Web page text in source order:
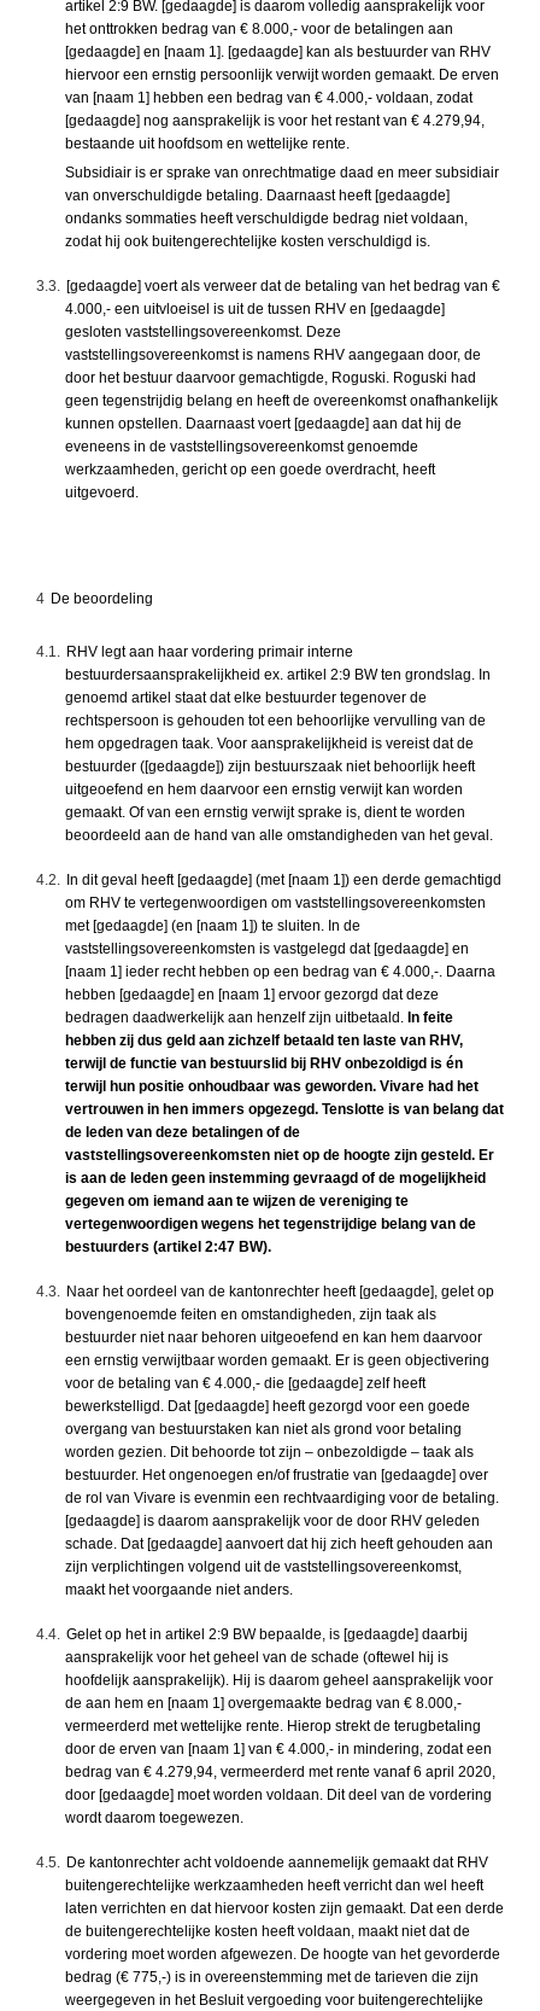
artikel 2:9 BW. [gedaagde] is daarom volledig aansprakelijk voor
het onttrokken bedrag van € 8.000,- voor de betalingen aan
[gedaagde] en [naam 1]. [gedaagde] kan als bestuurder van RHV
hiervoor een ernstig persoonlijk verwijt worden gemaakt. De erven
van [naam 1] hebben een bedrag van € 4.000,- voldaan, zodat
[gedaagde] nog aansprakelijk is voor het restant van € 4.279,94,
bestaande uit hoofdsom en wettelijke rente.
Subsidiair is er sprake van onrechtmatige daad en meer subsidiair
van onverschuldigde betaling. Daarnaast heeft [gedaagde]
ondanks sommaties heeft verschuldigde bedrag niet voldaan,
zodat hij ook buitengerechtelijke kosten verschuldigd is.
3.3. [gedaagde] voert als verweer dat de betaling van het bedrag van €
4.000,- een uitvloeisel is uit de tussen RHV en [gedaagde]
gesloten vaststellingsovereenkomst. Deze
vaststellingsovereenkomst is namens RHV aangegaan door, de
door het bestuur daarvoor gemachtigde, Roguski. Roguski had
geen tegenstrijdig belang en heeft de overeenkomst onafhankelijk
kunnen opstellen. Daarnaast voert [gedaagde] aan dat hij de
eveneens in de vaststellingsovereenkomst genoemde
werkzaamheden, gericht op een goede overdracht, heeft
uitgevoerd.
4 De beoordeling
4.1. RHV legt aan haar vordering primair interne
bestuurdersaansprakelijkheid ex. artikel 2:9 BW ten grondslag. In
genoemd artikel staat dat elke bestuurder tegenover de
rechtspersoon is gehouden tot een behoorlijke vervulling van de
hem opgedragen taak. Voor aansprakelijkheid is vereist dat de
bestuurder ([gedaagde]) zijn bestuurszaak niet behoorlijk heeft
uitgeoefend en hem daarvoor een ernstig verwijt kan worden
gemaakt. Of van een ernstig verwijt sprake is, dient te worden
beoordeeld aan de hand van alle omstandigheden van het geval.
4.2. In dit geval heeft [gedaagde] (met [naam 1]) een derde gemachtigd
om RHV te vertegenwoordigen om vaststellingsovereenkomsten
met [gedaagde] (en [naam 1]) te sluiten. In de
vaststellingsovereenkomsten is vastgelegd dat [gedaagde] en
[naam 1] ieder recht hebben op een bedrag van € 4.000,-. Daarna
hebben [gedaagde] en [naam 1] ervoor gezorgd dat deze
bedragen daadwerkelijk aan henzelf zijn uitbetaald. In feite
hebben zij dus geld aan zichzelf betaald ten laste van RHV,
terwijl de functie van bestuurslid bij RHV onbezoldigd is én
terwijl hun positie onhoudbaar was geworden. Vivare had het
vertrouwen in hen immers opgezegd. Tenslotte is van belang dat
de leden van deze betalingen of de
vaststellingsovereenkomsten niet op de hoogte zijn gesteld. Er
is aan de leden geen instemming gevraagd of de mogelijkheid
gegeven om iemand aan te wijzen de vereniging te
vertegenwoordigen wegens het tegenstrijdige belang van de
bestuurders (artikel 2:47 BW).
4.3. Naar het oordeel van de kantonrechter heeft [gedaagde], gelet op
bovengenoemde feiten en omstandigheden, zijn taak als
bestuurder niet naar behoren uitgeoefend en kan hem daarvoor
een ernstig verwijtbaar worden gemaakt. Er is geen objectivering
voor de betaling van € 4.000,- die [gedaagde] zelf heeft
bewerkstelligd. Dat [gedaagde] heeft gezorgd voor een goede
overgang van bestuurstaken kan niet als grond voor betaling
worden gezien. Dit behoorde tot zijn – onbezoldigde – taak als
bestuurder. Het ongenoegen en/of frustratie van [gedaagde] over
de rol van Vivare is evenmin een rechtvaardiging voor de betaling.
[gedaagde] is daarom aansprakelijk voor de door RHV geleden
schade. Dat [gedaagde] aanvoert dat hij zich heeft gehouden aan
zijn verplichtingen volgend uit de vaststellingsovereenkomst,
maakt het voorgaande niet anders.
4.4. Gelet op het in artikel 2:9 BW bepaalde, is [gedaagde] daarbij
aansprakelijk voor het geheel van de schade (oftewel hij is
hoofdelijk aansprakelijk). Hij is daarom geheel aansprakelijk voor
de aan hem en [naam 1] overgemaakte bedrag van € 8.000,-
vermeerderd met wettelijke rente. Hierop strekt de terugbetaling
door de erven van [naam 1] van € 4.000,- in mindering, zodat een
bedrag van € 4.279,94, vermeerderd met rente vanaf 6 april 2020,
door [gedaagde] moet worden voldaan. Dit deel van de vordering
wordt daarom toegewezen.
4.5. De kantonrechter acht voldoende aannemelijk gemaakt dat RHV
buitengerechtelijke werkzaamheden heeft verricht dan wel heeft
laten verrichten en dat hiervoor kosten zijn gemaakt. Dat een derde
de buitengerechtelijke kosten heeft voldaan, maakt niet dat de
vordering moet worden afgewezen. De hoogte van het gevorderde
bedrag (€ 775,-) is in overeenstemming met de tarieven die zijn
weergegeven in het Besluit vergoeding voor buitengerechtelijke